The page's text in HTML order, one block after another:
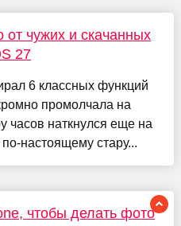
от чужих и скачанных
27
6 классных функций
промолчала на
часов наткнулся еще на
настоящему стару...
чтобы делать фото